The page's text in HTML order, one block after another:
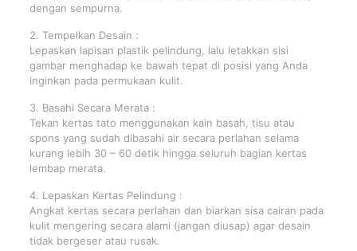
dengan sempurna.
2. Tempelkan Desain :
Lepaskan lapisan plastik pelindung, lalu letakkan sisi
gambar menghadap ke bawah tepat di posisi yang Anda
inginkan pada permukaan kulit.
3. Basahi Secara Merata :
Tekan kertas tato menggunakan kain basah, tisu atau
spons yang sudah dibasahi air secara perlahan selama
kurang lebih 30 – 60 detik hingga seluruh bagian kertas
lembap merata.
4. Lepaskan Kertas Pelindung :
Angkat kertas secara perlahan dan biarkan sisa cairan pada
kulit mengering secara alami (jangan diusap) agar desain
tidak bergeser atau rusak.